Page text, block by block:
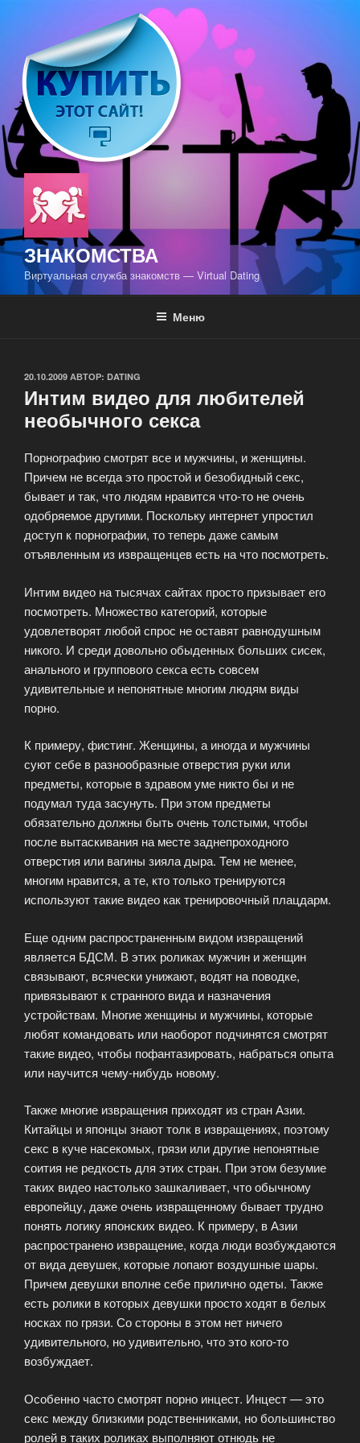
содержимому
ЗНАКОМСТВА
Виртуальная служба знакомств — Virtual Dating
Меню
ОПУБЛИКОВАНО
20.10.2009 АВТОР: DATING
Интим видео для любителей
необычного секса
Порнографию смотрят все и мужчины, и женщины.
Причем не всегда это простой и безобидный секс,
бывает и так, что людям нравится что-то не очень
одобряемое другими. Поскольку интернет упростил
доступ к порнографии, то теперь даже самым
отъявленным из извращенцев есть на что посмотреть.
Интим видео на тысячах сайтах просто призывает его
посмотреть. Множество категорий, которые
удовлетворят любой спрос не оставят равнодушным
никого. И среди довольно обыденных больших сисек,
анального и группового секса есть совсем
удивительные и непонятные многим людям виды
порно.
К примеру, фистинг. Женщины, а иногда и мужчины
суют себе в разнообразные отверстия руки или
предметы, которые в здравом уме никто бы и не
подумал туда засунуть. При этом предметы
обязательно должны быть очень толстыми, чтобы
после вытаскивания на месте заднепроходного
отверстия или вагины зияла дыра. Тем не менее,
многим нравится, а те, кто только тренируются
используют такие видео как тренировочный плацдарм.
Еще одним распространенным видом извращений
является БДСМ. В этих роликах мужчин и женщин
связывают, всячески унижают, водят на поводке,
привязывают к странного вида и назначения
устройствам. Многие женщины и мужчины, которые
любят командовать или наоборот подчинятся смотрят
такие видео, чтобы пофантазировать, набраться опыта
или научится чему-нибудь новому.
Также многие извращения приходят из стран Азии.
Китайцы и японцы знают толк в извращениях, поэтому
секс в куче насекомых, грязи или другие непонятные
соития не редкость для этих стран. При этом безумие
таких видео настолько зашкаливает, что обычному
европейцу, даже очень извращенному бывает трудно
понять логику японских видео. К примеру, в Азии
распространено извращение, когда люди возбуждаются
от вида девушек, которые лопают воздушные шары.
Причем девушки вполне себе прилично одеты. Также
есть ролики в которых девушки просто ходят в белых
носках по грязи. Со стороны в этом нет ничего
удивительного, но удивительно, что это кого-то
возбуждает.
Особенно часто смотрят порно инцест. Инцест — это
секс между близкими родственниками, но большинство
ролей в таких роликах выполняют отнюдь не